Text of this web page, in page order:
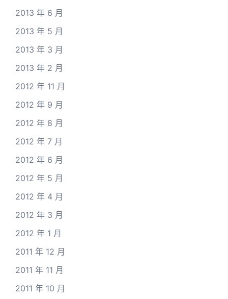
2013 年 6 月
2013 年 5 月
2013 年 3 月
2013 年 2 月
2012 年 11 月
2012 年 9 月
2012 年 8 月
2012 年 7 月
2012 年 6 月
2012 年 5 月
2012 年 4 月
2012 年 3 月
2012 年 1 月
2011 年 12 月
2011 年 11 月
2011 年 10 月